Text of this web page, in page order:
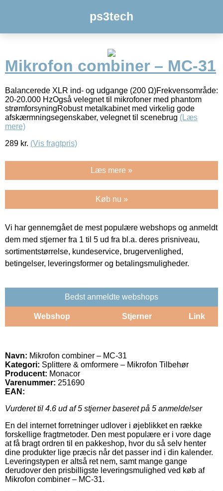
ps3tech
Mikrofon combiner – MC-31
Balancerede XLR ind- og udgange (200 Ω)Frekvensområde:
20-20.000 HzOgså velegnet til mikrofoner med phantom
strømforsyningRobust metalkabinet med virkelig gode
afskærmningsegenskaber, velegnet til scenebrug (Læs
mere)
289 kr. (Vis fragtpris)
Læs mere »
Køb nu »
Vi har gennemgået de mest populære webshops og anmeldt
dem med stjerner fra 1 til 5 ud fra bl.a. deres prisniveau,
sortimentstørrelse, kundeservice, brugervenlighed,
betingelser, leveringsformer og betalingsmuligheder.
Bedst anmeldte webshops
Webshop Stjerner Link
Navn: Mikrofon combiner – MC-31
Kategori: Splittere & omformere – Mikrofon Tilbehør
Producent: Monacor
Varenummer: 251690
EAN:
Vurderet til 4.6 ud af 5 stjerner baseret på 5 anmeldelser
En del internet forretninger udlover i øjeblikket en række
forskellige fragtmetoder. Den mest populære er i vore dage
at få bragt ordren til en pakkeshop, hvor du så selv henter
dine produkter lige præcis når det passer ind i din kalender.
Leveringstypen er altså ret nem, samt mange gange
derudover den prisbilligste leveringsmulighed ved køb af
Mikrofon combiner – MC-31.